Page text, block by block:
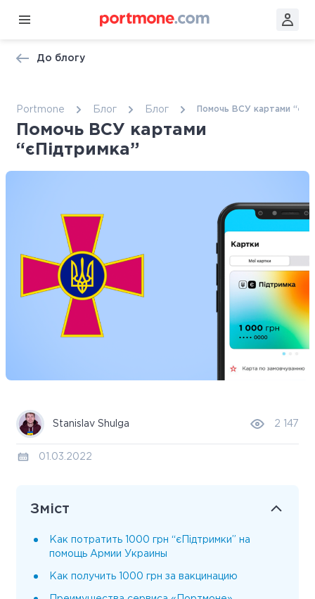
До блогу
Portmone Блог Блог Помочь ВСУ картами
Помочь ВСУ картами
“єПідтримка”
Stanislav Shulga 2 147
01.03.2022
Зміст
Как потратить 1000 грн “єПідтримки” на
помощь Армии Украины
Как получить 1000 грн за вакцинацию